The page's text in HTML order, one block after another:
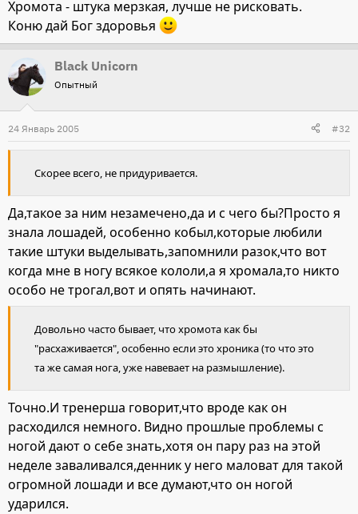
Хромота - штука мерзкая, лучше не рисковать.
Коню дай Бог здоровья
Black Unicorn
Опытный
24 Январь 2005 #32
Скорее всего, не придуривается.
Да,такое за ним незамечено,да и с чего бы?Просто я
знала лошадей, особенно кобыл,которые любили
такие штуки выделывать,запомнили разок,что вот
когда мне в ногу всякое кололи,а я хромала,то никто
особо не трогал,вот и опять начинают.
Довольно часто бывает, что хромота как бы
"расхаживается", особенно если это хроника (то что это
та же самая нога, уже навевает на размышление).
Точно.И тренерша говорит,что вроде как он
расходился немного. Видно прошлые проблемы с
ногой дают о себе знать,хотя он пару раз на этой
неделе заваливался,денник у него маловат для такой
огромной лошади и все думают,что он ногой
ударился.